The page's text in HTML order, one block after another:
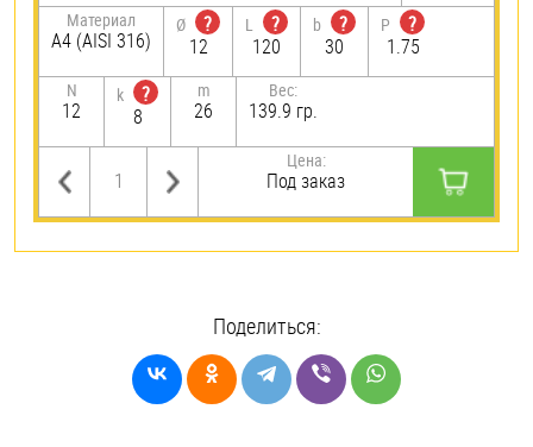
Материал
A4 (AISI 316)
Ø
?
12
L
?
120
b
?
30
P
?
1.75
N
12
k
?
8
m
26
Вес:
139.9 гр.
Цена:
Под заказ
Поделиться: